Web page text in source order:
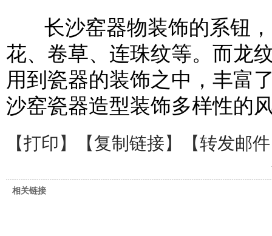
长沙窑器物装饰的系钮，
花、卷草、连珠纹等。而龙
用到瓷器的装饰之中，丰富
沙窑瓷器造型装饰多样性的
【打印】【复制链接】【转发邮件
相关链接